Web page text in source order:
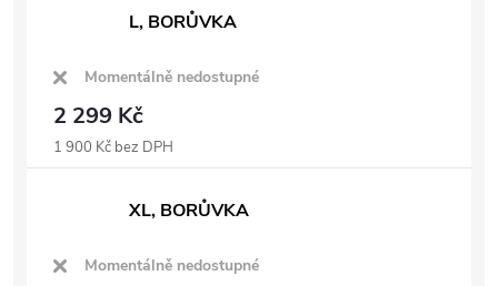
L, BORŮVKA
Momentálně nedostupné
2 299 Kč
1 900 Kč bez DPH
XL, BORŮVKA
Momentálně nedostupné